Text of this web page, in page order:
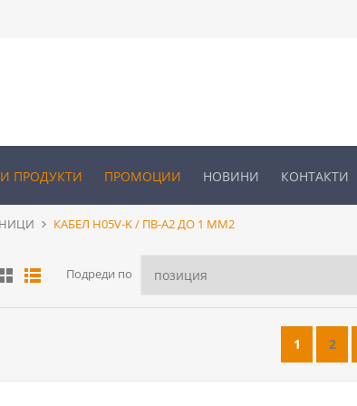
ПРОДУКТИ ПРОМОЦИИ НОВИНИ КОНТАКТИ
КАБЕЛ H05V-K / ПВ-А2 ДО 1 ММ2
Подреди по
1 2